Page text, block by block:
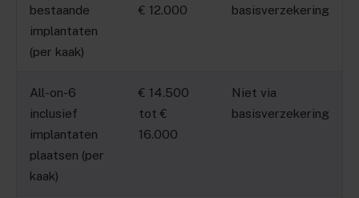
bestaande
implantaten
(per kaak)
€ 12.000
basisverzekering
All-on-6
inclusief
implantaten
plaatsen (per
kaak)
€ 14.500
tot €
16.000
Niet via
basisverzekering